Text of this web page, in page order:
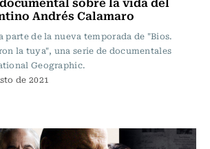
Andrés Calamaro
parte de la nueva temporada de "Bios.
la tuya", una serie de documentales
Geographic.
de 2021